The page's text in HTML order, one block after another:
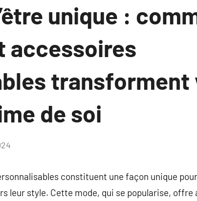
unique :
accessoires
transforment
de soi
constituent une façon unique
leur style. Cette mode, qui se popularise, offre